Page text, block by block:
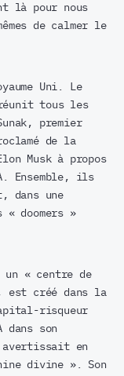
là pour nous
de calmer le
Uni. Le
tous les
premier
de la
Musk à propos
Ensemble, ils
dans une
« doomers »
un « centre de
est créé dans la
risqueur
dans son
en
divine ». Son